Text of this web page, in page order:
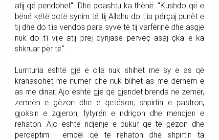
atij që pendohet". Dhe poashtu ka thënë: "Kushdo që e
bënë këtë botë synim të tij Allahu do t'ia përçaj punët e
tij dhe do t'ia vendos para syve të tij varfërinë dhe asgjë
nuk do t'i vije atij prej dynjasë përveç asaj çka e ka
shkruar për të".
Lumturia është gjë e cila nuk shihet me sy e as që
krahasohet me numër dhe nuk blihet as me dërhem e
as me dinar. Ajo është gjë që gjendet brenda në zemër,
zemrën e gëzon dhe e qetëson, shpirtin e pastron,
gjoksin e zgjeron, fytyrën e ndriçon dhe mendjen e
rehaton. Ajo është ndjenjë e bukur që të gëzon dhe
perceptim i ëmbël që të rehaton dhe shpirtin ta